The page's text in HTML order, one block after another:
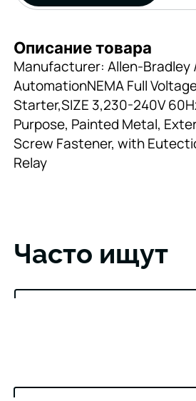
Описание товара
Manufacturer: Allen-Bradley
AutomationNEMA Full
Starter,SIZE 3,230-240V
Purpose, Painted Metal,
Screw Fastener, with
Relay
Часто ищут